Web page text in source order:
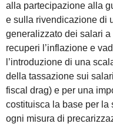
alla partecipazione alla
e sulla rivendicazione di
generalizzato dei salari
recuperi l’inflazione e
l’introduzione di una
della tassazione sui
fiscal drag) e per una
costituisca la base per la
ogni misura di